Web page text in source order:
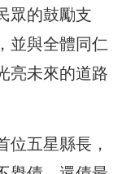
眾的鼓勵支
並與全體同仁
亮未來的道路
位五星縣長，